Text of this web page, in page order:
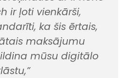
ir ļoti vienkārši,
ka šis ērtais,
maksājumu
mūsu digitālo